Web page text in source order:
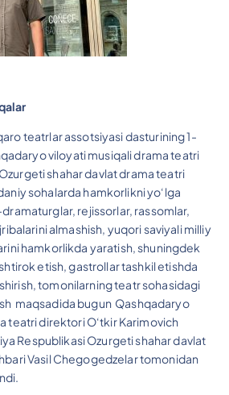
teatrlar assotsiyasi dasturining 1-
viloyati musiqali drama teatri
shahar davlat drama teatri
sohalarda hamkorlikni yo‘lga
rejissorlar, rassomlar,
almashish, yuqori saviyali milliy
hamkorlikda yaratish, shuningdek
etish, gastrollar tashkil etishda
tomonilarning teatr sohasidagi
maqsadida bugun Qashqadaryo
teatri direktori O‘tkir Karimovich
Respublikasi Ozurgeti shahar davlat
Vasil Chegogedzelar tomonidan